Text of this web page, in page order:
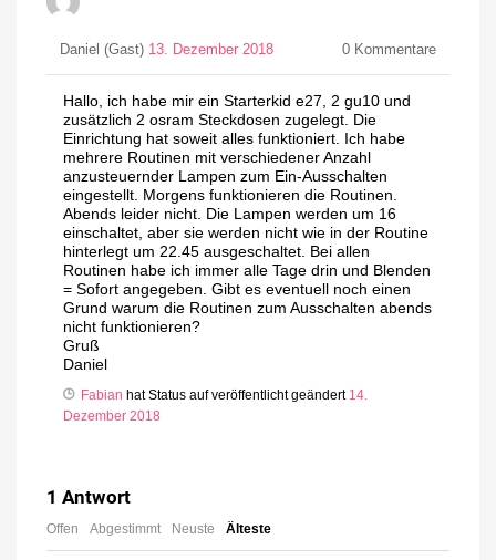
Daniel (Gast) 13. Dezember 2018 0 Kommentare
Hallo, ich habe mir ein Starterkid e27, 2 gu10 und
zusätzlich 2 osram Steckdosen zugelegt. Die
Einrichtung hat soweit alles funktioniert. Ich habe
mehrere Routinen mit verschiedener Anzahl
anzusteuernder Lampen zum Ein-Ausschalten
eingestellt. Morgens funktionieren die Routinen.
Abends leider nicht. Die Lampen werden um 16
einschaltet, aber sie werden nicht wie in der Routine
hinterlegt um 22.45 ausgeschaltet. Bei allen
Routinen habe ich immer alle Tage drin und Blenden
= Sofort angegeben. Gibt es eventuell noch einen
Grund warum die Routinen zum Ausschalten abends
nicht funktionieren?
Gruß
Daniel
Fabian hat Status auf veröffentlicht geändert 14.
Dezember 2018
1 Antwort
Offen Abgestimmt Neuste Älteste